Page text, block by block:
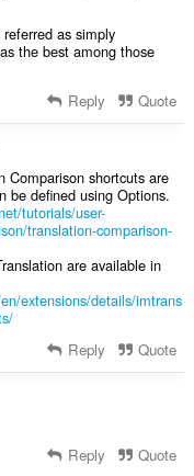
as simply
the best among those
Reply Quote
Comparison shortcuts are
be defined using Options.
tutorials/user-
translation-comparison-
are available in
extensions/details/imtrans
Reply Quote
Reply Quote